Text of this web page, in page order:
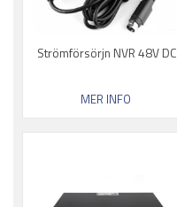
Strömförsörjn NVR 48V DC
MER INFO